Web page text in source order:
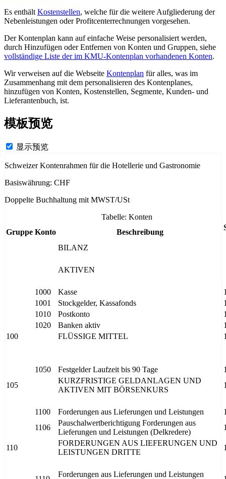
Es enthält Kostenstellen, welche für die weitere Aufgliederung der
Nebenleistungen oder Profitcenterrechnungen vorgesehen.
Der Kontenplan kann auf einfache Weise personalisiert werden,
durch Hinzufügen oder Entfernen von Konten und Gruppen, siehe
vollständige Liste der im KMU-Kontenplan vorhandenen Konten.
Wir verweisen auf die Webseite Kontenplan für alles, was im
Zusammenhang mit dem personalisieren des Kontenplanes,
hinzufügen von Konten, Kostenstellen, Segmente, Kunden- und
Lieferantenbuch, ist.
模板预览
显示预览
Schweizer Kontenrahmen für die Hotellerie und Gastronomie
Basiswährung: CHF
Doppelte Buchhaltung mit MWST/USt
Tabelle: Konten
Gruppe Konto Beschreibung
BILANZ
AKTIVEN
1000 Kasse
1001
Stockgelder, Kassafonds
1010
Postkonto
1020
Banken aktiv
100
FLÜSSIGE MITTEL
1050 Festgelder Laufzeit bis 90 Tage
105
KURZFRISTIGE GELDANLAGEN UND
AKTIVEN MIT BÖRSENKURS
1100 Forderungen aus Lieferungen und Leistungen
1106
Pauschalwertberichtigung Forderungen aus
Lieferungen und Leistungen (Delkredere)
110
FORDERUNGEN AUS LIEFERUNGEN UND
LEISTUNGEN DRITTE
Forderungen aus Lieferungen und Leistungen